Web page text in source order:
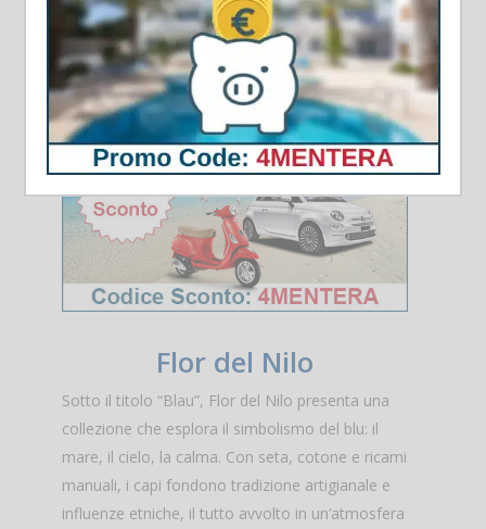
Flor del Nilo
Sotto il titolo “Blau”, Flor del Nilo presenta una
collezione che esplora il simbolismo del blu: il
mare, il cielo, la calma. Con seta, cotone e ricami
manuali, i capi fondono tradizione artigianale e
influenze etniche, il tutto avvolto in un’atmosfera